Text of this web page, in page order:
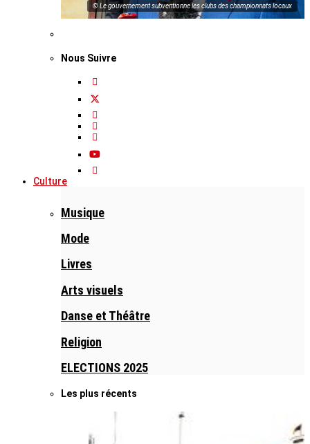
© Le gouvernement subventionne les clubs des championnats locaux
Nous Suivre
Culture
Musique
Mode
Livres
Arts visuels
Danse et Théâtre
Religion
ELECTIONS 2025
Les plus récents